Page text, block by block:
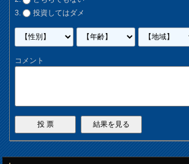
投資してはダメ
コメント